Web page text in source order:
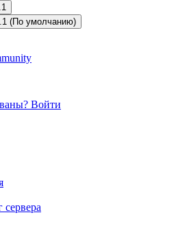
(По умолчанию)
Войти